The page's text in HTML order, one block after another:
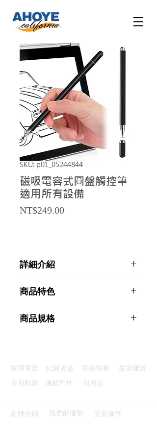
SKU: p01_05244844
磁吸電容式圓盤觸控筆
適用所有設備
NT$249.00Price
詳細介紹
商品特色
高靈敏度：精準操作書寫視野清晰
商品規格
主要材質：不鏽鋼
商品尺寸：12.5*0.9*0.9cm
產地名稱：中國大陸
代理商：亞桓有限公司
家用電器 3C與周邊 美妝保養
生活雜貨
衣包鞋錶
運動戶外 日用品
品牌介紹 我們的優勢 交易條件